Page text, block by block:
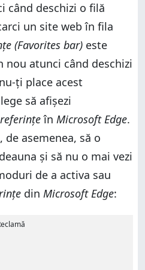
când deschizi o filă
un site web în fila
(Favorites bar) este
nou atunci când deschizi
ți place acest
să afișezi
în Microsoft Edge.
de asemenea, să o
și să nu o mai vezi
de a activa sau
din Microsoft Edge: